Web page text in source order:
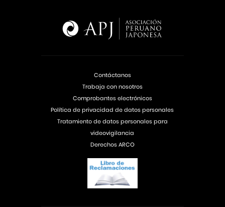
Contáctanos
Trabaja con nosotros
Comprobantes electrónicos
Política de privacidad de datos personales
Tratamiento de datos personales para
videovigilancia
Derechos ARCO